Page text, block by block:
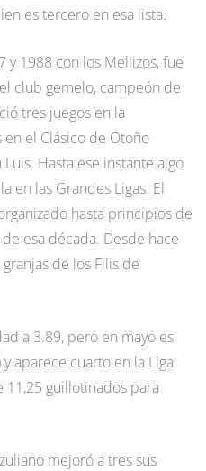
es tercero en esa lista.
y 1988 con los Mellizos, fue
club gemelo, campeón de
tres juegos en la
el Clásico de Otoño
Hasta ese instante algo
en las Grandes Ligas. El
hasta principios de
esa década. Desde hace
de los Filis de
a 3.89, pero en mayo es
aparece cuarto en la Liga
11,25 guillotinados para
mejoró a tres sus